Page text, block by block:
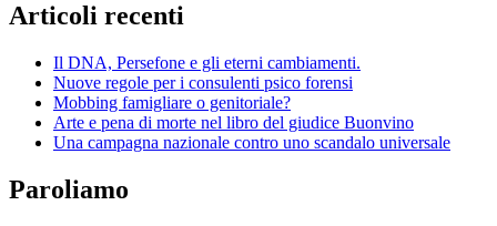
Articoli recenti
Il DNA, Persefone e gli eterni cambiamenti.
Nuove regole per i consulenti psico forensi
Mobbing famigliare o genitoriale?
Arte e pena di morte nel libro del giudice Buonvino
Una campagna nazionale contro uno scandalo universale
Paroliamo